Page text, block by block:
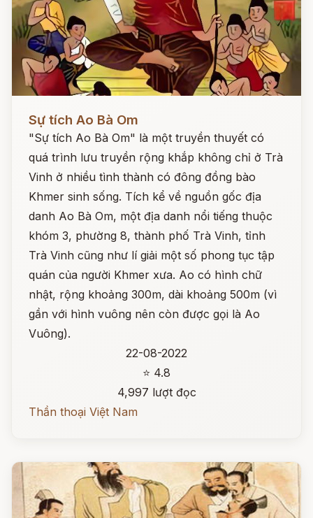
Sự tích Ao Bà Om
"Sự tích Ao Bà Om" là một truyền thuyết có
quá trình lưu truyền rộng khắp không chỉ ở Trà
Vinh ở nhiều tình thành có đông đồng bào
Khmer sinh sống. Tích kể về nguồn gốc địa
danh Ao Bà Om, một địa danh nổi tiếng thuộc
khóm 3, phường 8, thành phố Trà Vinh, tỉnh
Trà Vinh cũng như lí giải một số phong tục tập
quán của người Khmer xưa. Ao có hình chữ
nhật, rộng khoảng 300m, dài khoảng 500m (vì
gần với hình vuông nên còn được gọi là Ao
Vuông).
22-08-2022
⭐ 4.8
4,997 lượt đọc
Thần thoại Việt Nam